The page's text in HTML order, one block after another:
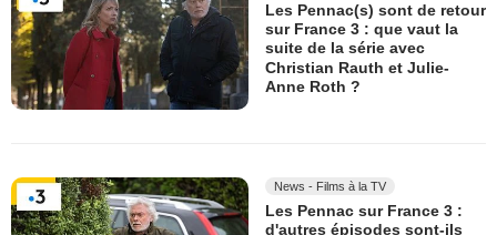
Les Pennac(s) sont de retour
sur France 3 : que vaut la
suite de la série avec
Christian Rauth et Julie-
Anne Roth ?
News - Films à la TV
Les Pennac sur France 3 :
d'autres épisodes sont-ils